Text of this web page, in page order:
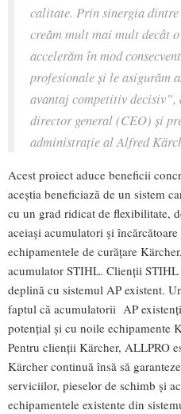
calitate. Prin sinergia dintre
creăm mult mai mult decât
accelerăm în mod
profesionale și le asigurăm
avantaj competitiv decisiv”,
director general (CEO) și
administrație al Alfred
Acest proiect aduce beneficii
aceștia beneficiază de un sistem
cu un grad ridicat de flexibilitate,
aceiaşi acumulatori și
echipamentele de curățare
acumulator STIHL. Clienții
deplină cu sistemul AP existent.
faptul că acumulatorii AP
potențial și cu noile echipamente
Pentru clienții Kärcher, ALLPRO
Kärcher continuă însă să
serviciilor, pieselor de schimb și
echipamentele existente din